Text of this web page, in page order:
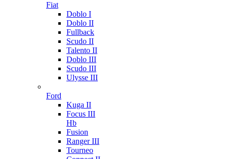
Fiat
Doblo I
Doblo II
Fullback
Scudo II
Talento II
Doblo III
Scudo III
Ulysse III
Ford
Kuga II
Focus III
Hb
Fusion
Ranger III
Tourneo